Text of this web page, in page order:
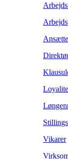
Vikarer